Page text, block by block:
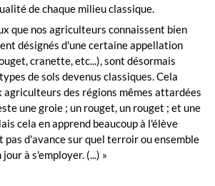
de chaque milieu classique.
que nos agriculteurs connaissent bien
désignés d'une certaine appellation
cranette, etc...), sont désormais
de sols devenus classiques. Cela
agriculteurs des régions mêmes attardées
une groie ; un rouget, un rouget ; et une
cela en apprend beaucoup à l'élève
pas d'avance sur quel terroir ou ensemble
à s'employer. (...) »